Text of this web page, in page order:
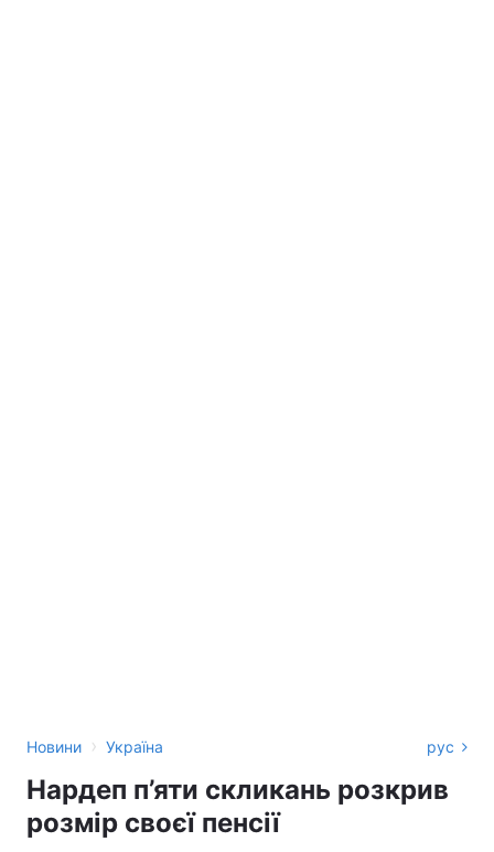
Новини › Україна рус
Нардеп п’яти скликань розкрив
розмір своєї пенсії